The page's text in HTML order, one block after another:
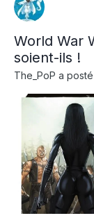
World War
soient-ils !
The_PoP a